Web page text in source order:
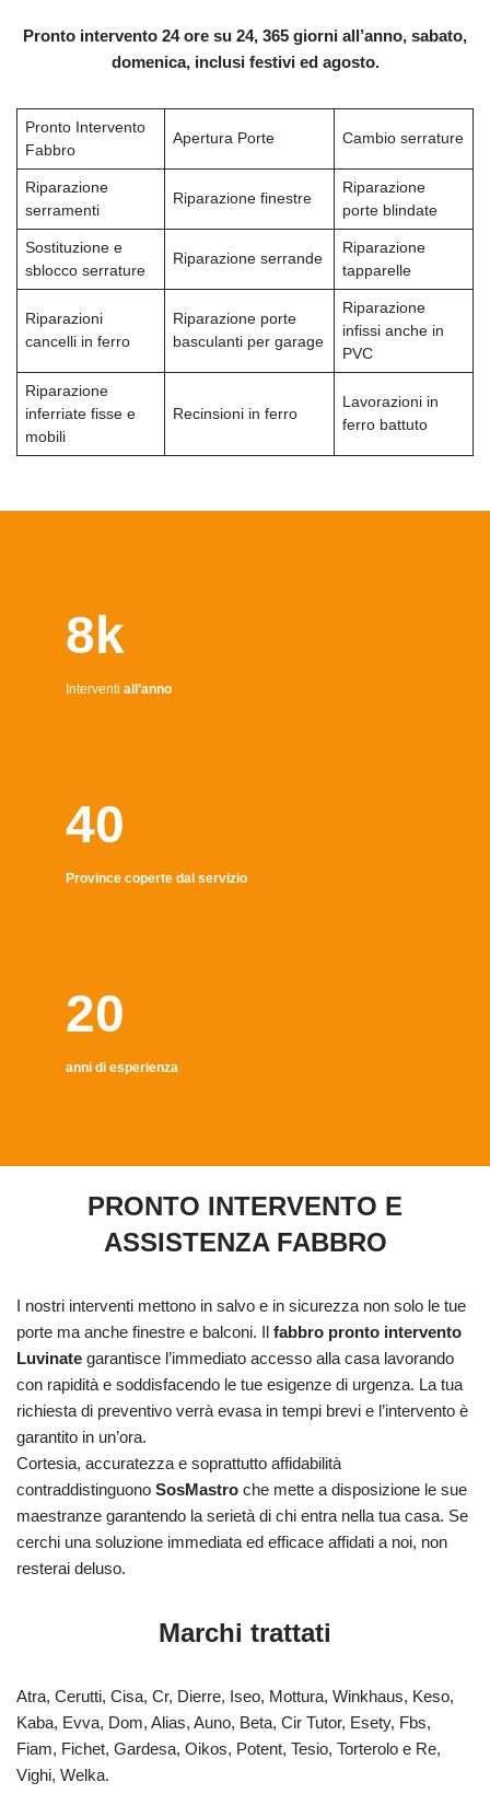
Pronto intervento 24 ore su 24, 365 giorni all’anno, sabato,
domenica, inclusi festivi ed agosto.
Pronto Intervento
Fabbro
Apertura Porte Cambio serrature
Riparazione
serramenti
Riparazione finestre
Riparazione
porte blindate
Sostituzione e
sblocco serrature
Riparazione serrande
Riparazione
tapparelle
Riparazioni
cancelli in ferro
Riparazione porte
basculanti per garage
Riparazione
infissi anche in
PVC
Riparazione
inferriate fisse e
mobili
Recinsioni in ferro
Lavorazioni in
ferro battuto
8k
Interventi all’anno
40
Province coperte dal servizio
20
anni di esperienza
PRONTO INTERVENTO E
ASSISTENZA FABBRO
I nostri interventi mettono in salvo e in sicurezza non solo le tue
porte ma anche finestre e balconi. Il fabbro pronto intervento
Luvinate garantisce l’immediato accesso alla casa lavorando
con rapidità e soddisfacendo le tue esigenze di urgenza. La tua
richiesta di preventivo verrà evasa in tempi brevi e l’intervento è
garantito in un’ora.
Cortesia, accuratezza e soprattutto affidabilità
contraddistinguono SosMastro che mette a disposizione le sue
maestranze garantendo la serietà di chi entra nella tua casa. Se
cerchi una soluzione immediata ed efficace affidati a noi, non
resterai deluso.
Marchi trattati
Atra, Cerutti, Cisa, Cr, Dierre, Iseo, Mottura, Winkhaus, Keso,
Kaba, Evva, Dom, Alias, Auno, Beta, Cir Tutor, Esety, Fbs,
Fiam, Fichet, Gardesa, Oikos, Potent, Tesio, Torterolo e Re,
Vighi, Welka.